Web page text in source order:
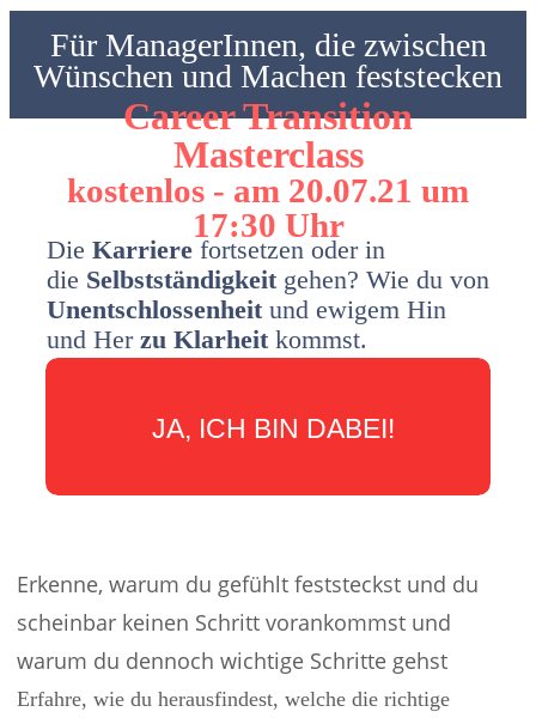
Für ManagerInnen, die zwischen
Wünschen und Machen feststecken
Career Transition
Masterclass
kostenlos - am 20.07.21 um
17:30 Uhr
Die Karriere fortsetzen oder in
die Selbstständigkeit gehen? Wie du von
Unentschlossenheit und ewigem Hin
und Herzu Klarheit kommst.
JA, ICH BIN DABEI!
Erkenne, warum du gefühlt feststeckst und du
scheinbar keinen Schritt vorankommst und
warum du dennoch wichtige Schritte gehst
Erfahre, wie du herausfindest, welche die richtige